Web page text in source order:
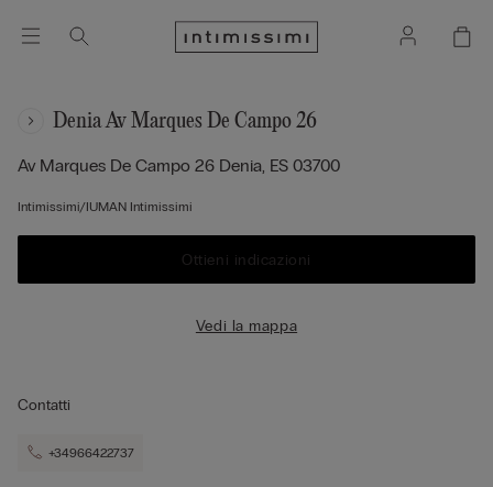
Denia Av Marques De Campo 26
Av Marques De Campo 26 Denia, ES 03700
Intimissimi/IUMAN Intimissimi
Ottieni indicazioni
Vedi la mappa
Contatti
+34966422737